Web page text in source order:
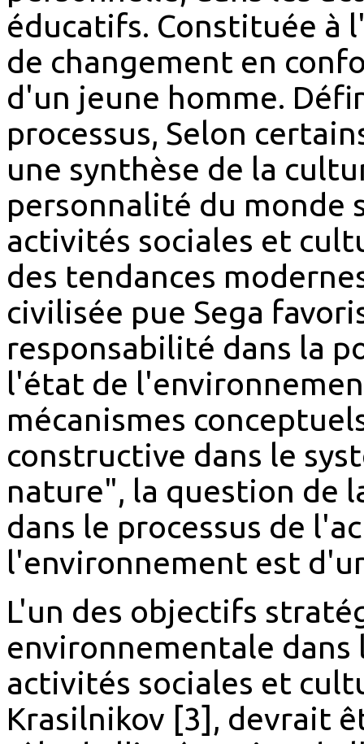
éducatifs. Constituée à
de changement en
d'un jeune homme.
processus, Selon
une synthèse de la
personnalité du monde
activités sociales et
des tendances
civilisée pue Sega
responsabilité dans la
l'état de
mécanismes
constructive dans le
nature", la question de
dans le processus de
l'environnement est
L'un des objectifs
environnementale
activités sociales et
Krasilnikov [3], devrait